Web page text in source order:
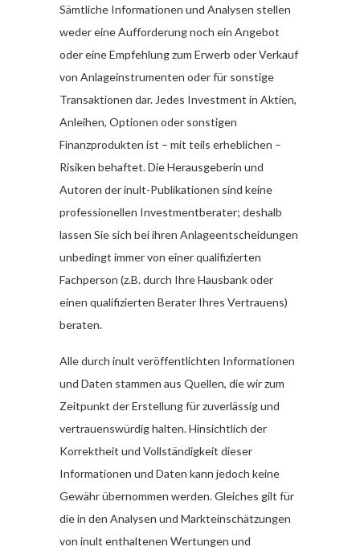
Sämtliche Informationen und Analysen stellen
weder eine Aufforderung noch ein Angebot
oder eine Empfehlung zum Erwerb oder Verkauf
von Anlageinstrumenten oder für sonstige
Transaktionen dar. Jedes Investment in Aktien,
Anleihen, Optionen oder sonstigen
Finanzprodukten ist – mit teils erheblichen –
Risiken behaftet. Die Herausgeberin und
Autoren der inult-Publikationen sind keine
professionellen Investmentberater; deshalb
lassen Sie sich bei ihren Anlageentscheidungen
unbedingt immer von einer qualifizierten
Fachperson (z.B. durch Ihre Hausbank oder
einen qualifizierten Berater Ihres Vertrauens)
beraten.
Alle durch inult veröffentlichten Informationen
und Daten stammen aus Quellen, die wir zum
Zeitpunkt der Erstellung für zuverlässig und
vertrauenswürdig halten. Hinsichtlich der
Korrektheit und Vollständigkeit dieser
Informationen und Daten kann jedoch keine
Gewähr übernommen werden. Gleiches gilt für
die in den Analysen und Markteinschätzungen
von inult enthaltenen Wertungen und